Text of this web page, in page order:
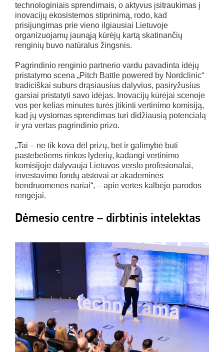
technologiniais sprendimais, o aktyvus įsitraukimas į
inovacijų ekosistemos stiprinimą, rodo, kad
prisijungimas prie vieno ilgiausiai Lietuvoje
organizuojamų jaunąją kūrėjų kartą skatinančių
renginių buvo natūralus žingsnis.
Pagrindinio renginio partnerio vardu pavadinta idėjų
pristatymo scena „Pitch Battle powered by Nordclinic“
tradiciškai suburs drąsiausius dalyvius, pasiryžusius
garsiai pristatyti savo idėjas. Inovacijų kūrėjai scenoje
vos per kelias minutes turės įtikinti vertinimo komisiją,
kad jų vystomas sprendimas turi didžiausią potencialą
ir yra vertas pagrindinio prizo.
„Tai – ne tik kova dėl prizų, bet ir galimybė būti
pastebėtiems rinkos lyderių, kadangi vertinimo
komisijoje dalyvauja Lietuvos verslo profesionalai,
investavimo fondų atstovai ar akademinės
bendruomenės nariai“, – apie vertes kalbėjo parodos
rengėjai.
Dėmesio centre – dirbtinis intelektas